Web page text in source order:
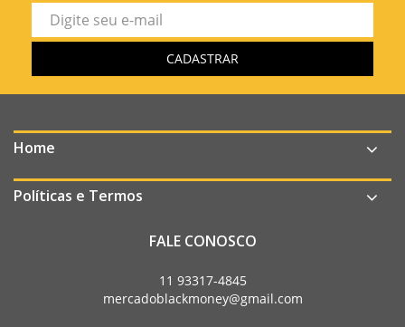
Home
Políticas e Termos
FALE CONOSCO
11 93317-4845
mercadoblackmoney@gmail.com